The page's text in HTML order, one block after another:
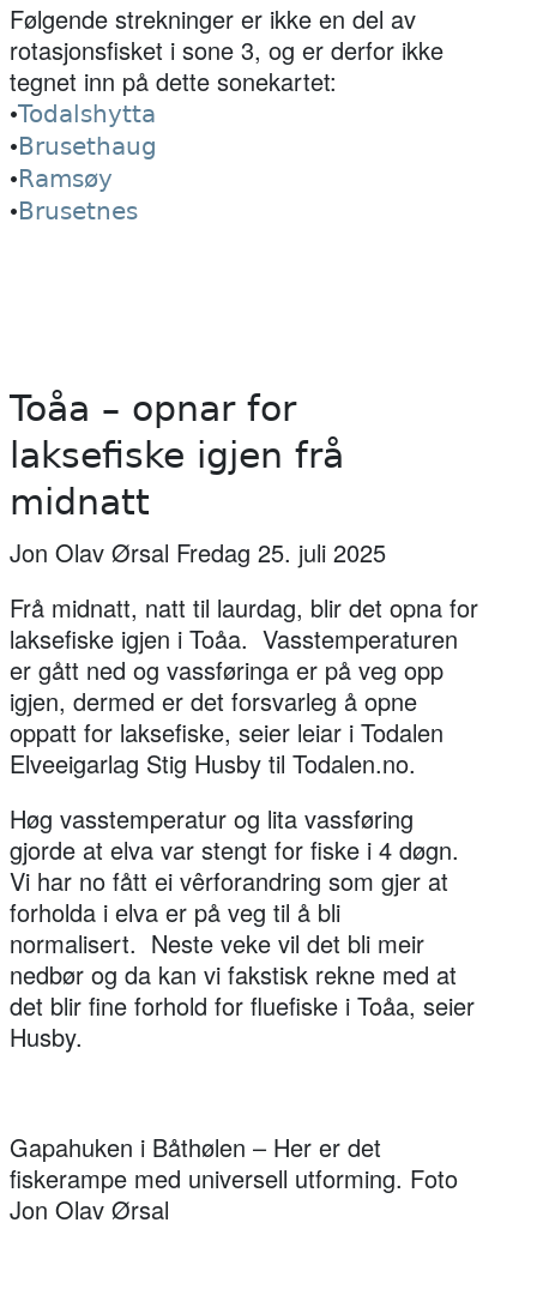
Følgende strekninger er ikke en del av
rotasjonsfisket i sone 3, og er derfor ikke
tegnet inn på dette sonekartet:
•Todalshytta
•Brusethaug
•Ramsøy
•Brusetnes
Toåa – opnar for
laksefiske igjen frå
midnatt
Jon Olav Ørsal Fredag 25. juli 2025
Frå midnatt, natt til laurdag, blir det opna for
laksefiske igjen i Toåa. Vasstemperaturen
er gått ned og vassføringa er på veg opp
igjen, dermed er det forsvarleg å opne
oppatt for laksefiske, seier leiar i Todalen
Elveeigarlag Stig Husby til Todalen.no.
Høg vasstemperatur og lita vassføring
gjorde at elva var stengt for fiske i 4 døgn.
Vi har no fått ei vêrforandring som gjer at
forholda i elva er på veg til å bli
normalisert. Neste veke vil det bli meir
nedbør og da kan vi fakstisk rekne med at
det blir fine forhold for fluefiske i Toåa, seier
Husby.
Gapahuken i Båthølen – Her er det
fiskerampe med universell utforming. Foto
Jon Olav Ørsal